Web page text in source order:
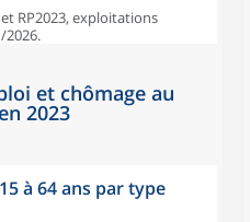
et RP2023, exploitations
2026.
et chômage au
2023
à 64 ans par type